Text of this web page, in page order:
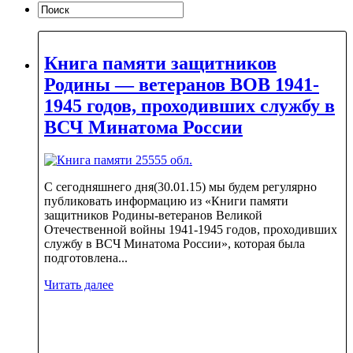
Книга памяти защитников
Родины — ветеранов ВОВ 1941-
1945 годов, проходивших службу в
ВСЧ Минатома России
С сегодняшнего дня(30.01.15) мы будем регулярно
публиковать информацию из «Книги памяти
защитников Родины-ветеранов Великой
Отечественной войны 1941-1945 годов, проходивших
службу в ВСЧ Минатома России», которая была
подготовлена...
Читать далее